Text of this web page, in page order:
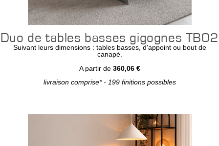
Duo de tables basses gigognes TB02
Suivant leurs dimensions : tables basses, d'appoint ou bout de
canapé.
A partir de 360,06 €
livraison comprise* - 199 finitions possibles